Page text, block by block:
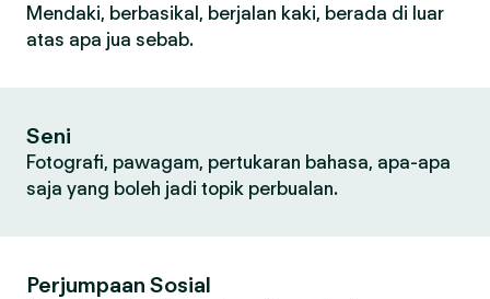
Mendaki, berbasikal, berjalan kaki, berada di luar
atas apa jua sebab.
Seni
Fotografi, pawagam, pertukaran bahasa, apa-apa
saja yang boleh jadi topik perbualan.
Perjumpaan Sosial